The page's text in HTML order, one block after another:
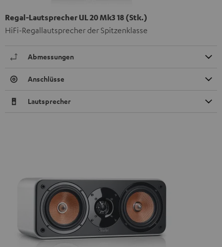
Regal-Lautsprecher UL 20 Mk3 18 (Stk.)
HiFi-Regallautsprecher der Spitzenklasse
Abmessungen
Anschlüsse
Lautsprecher